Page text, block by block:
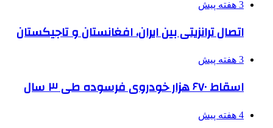
3 هفته پیش
اتصال ترانزیتی بین ایران، افغانستان و تاجیکستان
3 هفته پیش
اسقاط ۶۷۰ هزار خودروی فرسوده طی ۳ سال
4 هفته پیش